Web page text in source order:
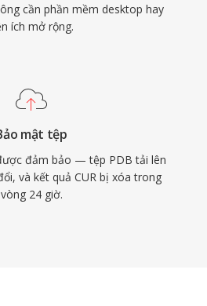
cần phần mềm desktop hay
ích mở rộng.
mật tệp
đảm bảo — tệp PDB tải lên
và kết quả CUR bị xóa trong
vòng 24 giờ.